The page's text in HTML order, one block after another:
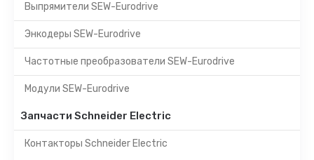
Выпрямители SEW-Eurodrive
Энкодеры SEW-Eurodrive
Частотные преобразователи SEW-Eurodrive
Модули SEW-Eurodrive
Запчасти Schneider Electric
Контакторы Schneider Electric